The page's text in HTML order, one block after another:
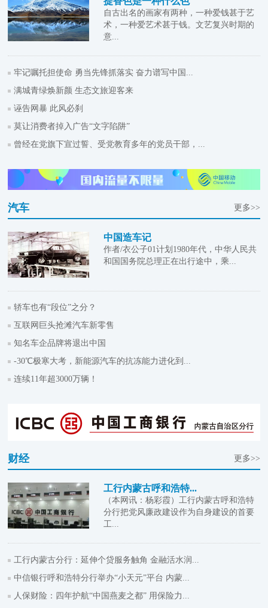
自古出名的画家有两种，一种爱钱甚于艺
术，一种爱艺术甚于钱。文艺复兴时期的
意...
牢记嘱托担使命 勇当先锋抓落实 奋力谱写中国...
满城青绿焕新颜 生态文旅迎客来
诬告网暴 此风必刹
莫让消费者掉入广告“文字陷阱”
曾经在党旗下宣过誓、受党教育多年的党员干部，...
汽车 更多>>
中国造车记
作者/衣公子01计划1980年代，中华人民共
和国国务院总理正在出行途中，乘...
轿车也有“段位”之分？
互联网巨头抢滩汽车新零售
知名车企品牌将退出中国
-30℃极寒大考，新能源汽车的抗冻能力进化到...
连续11年超3000万辆！
财经 更多>>
工行内蒙古呼和浩特...
（本网讯：杨彩霞）工行内蒙古呼和浩特
分行把党风廉政建设作为自身建设的首要
工...
工行内蒙古分行：延伸个贷服务触角 金融活水润...
中信银行呼和浩特分行举办“小天元”平台 内蒙...
人保财险：四年护航“中国燕麦之都” 用保险力...